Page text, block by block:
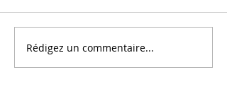
Rédigez un commentaire...